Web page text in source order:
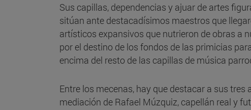
Sus capillas, dependencias y ajuar de artes
sitúan ante destacadísimos maestros que
artísticos expansivos que nutrieron de obras a
por el destino de los fondos de las primicias
encima del resto de las capillas de música
Entre los mecenas, hay que destacar a sus
mediación de Rafael Múzquiz, capellán real y